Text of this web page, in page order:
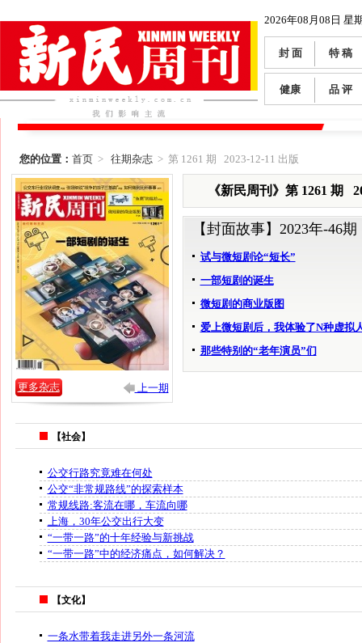
2026年08月08日 星
封 面 特 稿
健康 品 评
您的位置： 首页> 往期杂志> 第 1261 期 2023-12-11 出版
更多杂志 上一期
《新民周刊》第 1261 期
【封面故事】 2023年-46期
试与微短剧论“短长”
一部短剧的诞生
微短剧的商业版图
爱上微短剧后，我体验了N种虚拟
那些特别的“老年演员”们
【社会】
公交行路究竟难在何处
公交“非常规路线”的探索样本
常规线路:客流在哪，车流向哪
上海，30年公交出行大变
“一带一路”的十年经验与新挑战
“一带一路”中的经济痛点，如何解决？
【文化】
一条水带着我走进另外一条河流